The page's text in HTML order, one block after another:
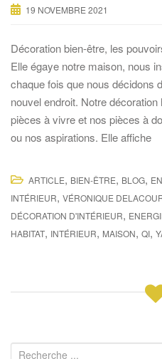
19 NOVEMBRE 2021
Décoration bien-être, les
Elle égaye notre maison, nous
chaque fois que nous décidons
nouvel endroit. Notre
pièces à vivre et nos pièces à
ou nos aspirations. Elle affiche
ARTICLE, BIEN-ÊTRE, BLOG,
INTÉRIEUR, VÉRONIQUE
DÉCORATION D'INTÉRIEUR,
HABITAT, INTÉRIEUR, MAISON, QI,